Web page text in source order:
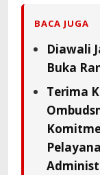
BACA JUGA
Diawali
Buka
Terima